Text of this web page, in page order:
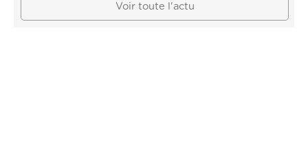
Voir toute l'actu